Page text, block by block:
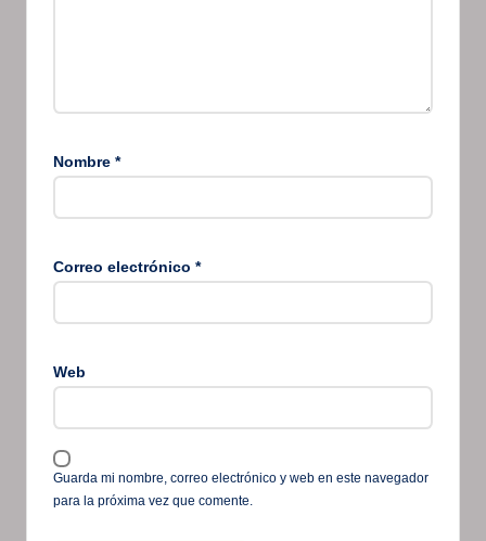
Nombre *
Correo electrónico *
Web
Guarda mi nombre, correo electrónico y web en este navegador
para la próxima vez que comente.